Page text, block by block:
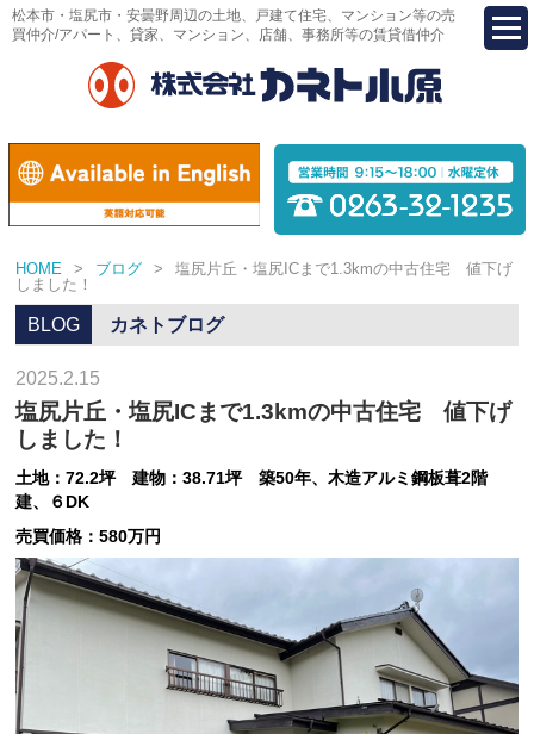
松本市・塩尻市・安曇野周辺の土地、戸建て住宅、マンション等の売
買仲介/アパート、貸家、マンション、店舗、事務所等の賃貸借仲介
HOME > ブログ >
塩尻片丘・塩尻ICまで1.3kmの中古住宅 値下げ
しました！
BLOG カネトブログ
2025.2.15
塩尻片丘・塩尻ICまで1.3kmの中古住宅 値下げ
しました！
土地：72.2坪 建物：38.71坪 築50年、木造アルミ鋼板葺2階
建、６DK
売買価格：580万円